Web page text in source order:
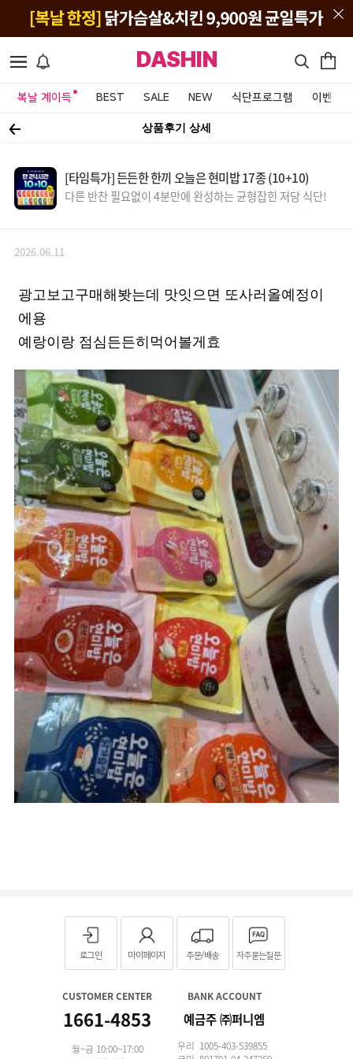
DASHIN
복날 계이득 BEST SALE NEW 식단프로그램 이벤트&
상품후기 상세
[타임특가] 든든한 한끼 오늘은 현미밥 17종 (10+10)
다른 반찬 필요없이 4분만에 완성하는 균형잡힌 저당 식단!
2026.06.11
광고보고구매해봣는데 맛잇으면 또사러올예정이
에용
예랑이랑 점심든든히먹어볼게효
로그인 마이페이지 주문/배송 자주묻는질문
CUSTOMER CENTER
1661-4853
월~금 10:00~17:00
BANK ACCOUNT
예금주 ㈜퍼니엠
우리 1005-403-539855